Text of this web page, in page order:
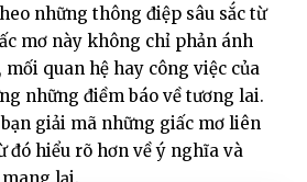
những thông điệp sâu sắc từ
mơ này không chỉ phản ánh
quan hệ hay công việc của
những điềm báo về tương lai.
giải mã những giấc mơ liên
đó hiểu rõ hơn về ý nghĩa và